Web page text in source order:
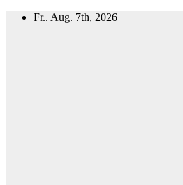
Zum
Fr.. Aug. 7th, 2026